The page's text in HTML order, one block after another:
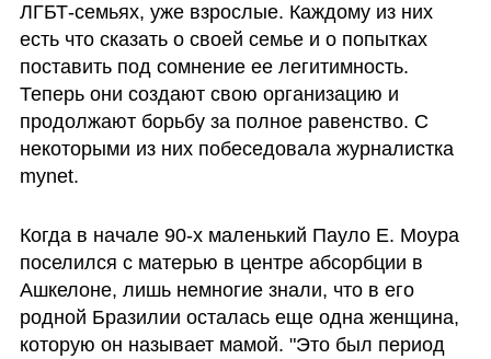
ЛГБТ-семьях, уже взрослые. Каждому из них
есть что сказать о своей семье и о попытках
поставить под сомнение ее легитимность.
Теперь они создают свою организацию и
продолжают борьбу за полное равенство. С
некоторыми из них побеседовала журналистка
mynet.
Когда в начале 90-х маленький Пауло Е. Моура
поселился с матерью в центре абсорбции в
Ашкелоне, лишь немногие знали, что в его
родной Бразилии осталась еще одна женщина,
которую он называет мамой. "Это был период